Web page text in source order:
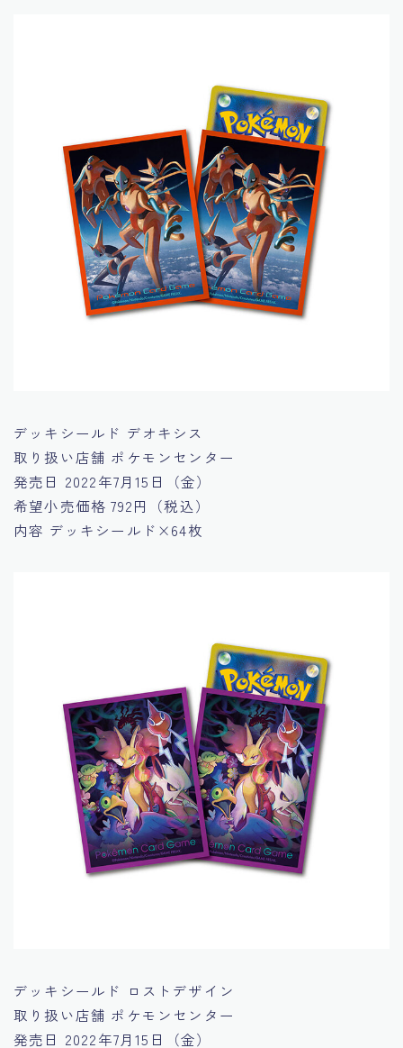
デッキシールド デオキシス
取り扱い店舗 ポケモンセンター
発売日 2022年7月15日（金）
希望小売価格 792円（税込）
内容 デッキシールド×64枚
デッキシールド ロストデザイン
取り扱い店舗 ポケモンセンター
発売日 2022年7月15日（金）